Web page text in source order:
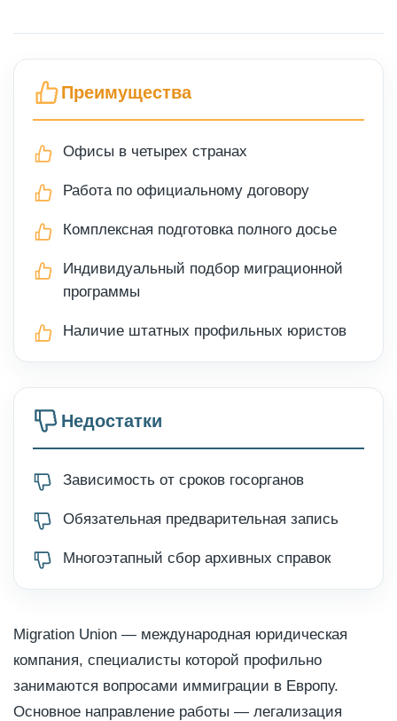
Преимущества
Офисы в четырех странах
Работа по официальному договору
Комплексная подготовка полного досье
Индивидуальный подбор миграционной
программы
Наличие штатных профильных юристов
Недостатки
Зависимость от сроков госорганов
Обязательная предварительная запись
Многоэтапный сбор архивных справок
Migration Union — международная юридическая
компания, специалисты которой профильно
занимаются вопросами иммиграции в Европу.
Основное направление работы — легализация